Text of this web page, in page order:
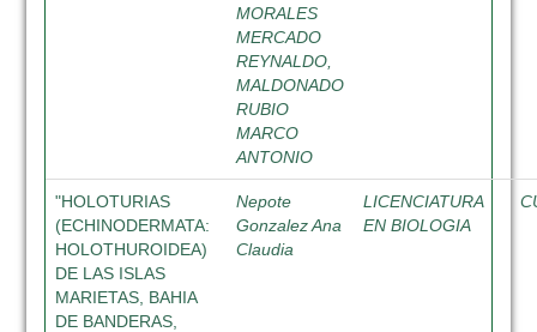
MORALES
MERCADO
REYNALDO,
MALDONADO
RUBIO
MARCO
ANTONIO
"HOLOTURIAS
(ECHINODERMATA:
HOLOTHUROIDEA)
DE LAS ISLAS
MARIETAS, BAHIA
DE BANDERAS,
Nepote
Gonzalez Ana
Claudia
LICENCIATURA
EN BIOLOGIA